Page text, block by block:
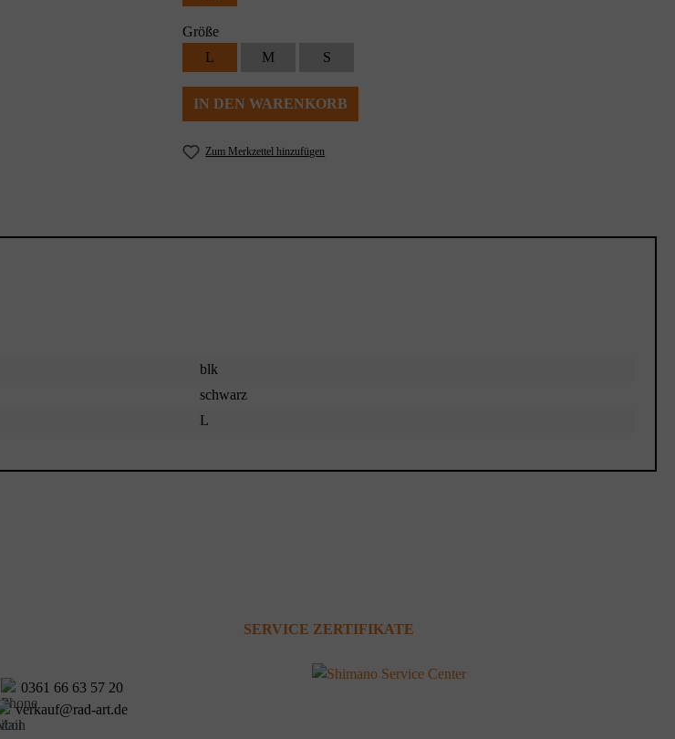
Größe
L
M S
IN DEN WARENKORB
Zum Merkzettel hinzufügen
blk
schwarz
L
0361 66 63 57 20
verkauf@rad-art.de
SERVICE ZERTIFIKATE